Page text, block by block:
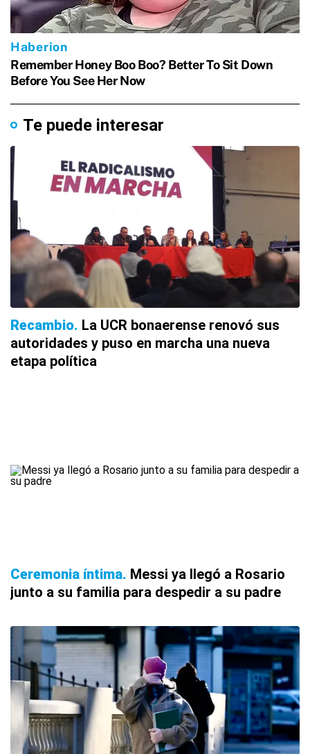
Te puede interesar
Recambio La UCR bonaerense renovó sus
autoridades y puso en marcha una nueva
etapa política
Ceremonia íntima Messi ya llegó a Rosario
junto a su familia para despedir a su padre